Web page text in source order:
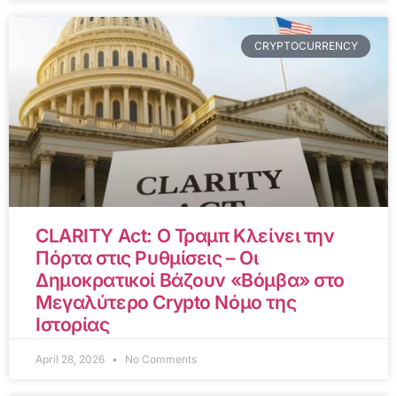
CRYPTOCURRENCY
CLARITY Act: Ο Τραμπ Κλείνει την
Πόρτα στις Ρυθμίσεις – Οι
Δημοκρατικοί Βάζουν «Βόμβα» στο
Μεγαλύτερο Crypto Νόμο της
Ιστορίας
April 28, 2026 No Comments